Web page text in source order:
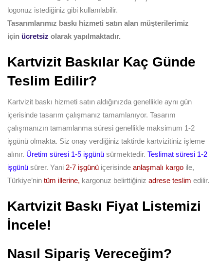
logonuz istediğiniz gibi kullanılabilir.
Tasarımlarımız baskı hizmeti satın alan müşterilerimiz
için ücretsiz olarak yapılmaktadır.
Kartvizit Baskılar Kaç Günde
Teslim Edilir?
Kartvizit baskı hizmeti satın aldığınızda genellikle aynı gün
içerisinde tasarım çalışmanız tamamlanıyor. Tasarım
çalışmanızın tamamlanma süresi genellikle maksimum 1-2
işgünü olmakta. Siz onay verdiğiniz taktirde kartvizitiniz işleme
alınır. Üretim süresi 1-5 işgünü sürmektedir. Teslimat süresi 1-2
işgünü sürer. Yani 2-7 işgünü içerisinde anlaşmalı kargo ile,
Türkiye’nin tüm illerine, kargonuz belirttiğiniz adrese teslim edilir.
Kartvizit Baskı Fiyat Listemizi
İncele!
Nasıl Sipariş Vereceğim?